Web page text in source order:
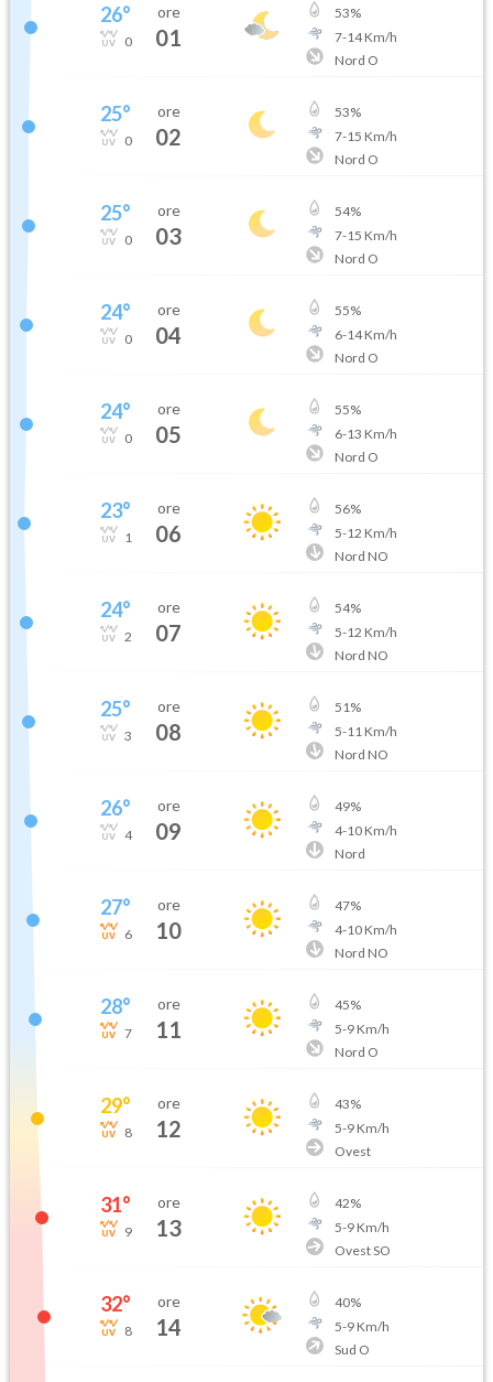
26°
0
ore
01
53%
7-14Km/h
Nord O
25°
0
ore
02
53%
7-15 Km/h
Nord O
25°
0
ore
03
54%
7-15 Km/h
Nord O
24°
0
ore
04
55%
6-14Km/h
Nord O
24°
0
ore
05
55%
6-13 Km/h
Nord O
23°
1
ore
06
56%
5-12 Km/h
Nord NO
24°
2
ore
07
54%
5-12 Km/h
Nord NO
25°
3
ore
08
51%
5-11 Km/h
Nord NO
26°
4
ore
09
49%
4-10Km/h
Nord
27°
6
ore
10
47%
4-10Km/h
Nord NO
28°
7
ore
11
45%
5-9Km/h
Nord O
29°
8
ore
12
43%
5-9Km/h
Ovest
31°
9
ore
13
42%
5-9Km/h
Ovest SO
32°
8
ore
14
40%
5-9Km/h
Sud O